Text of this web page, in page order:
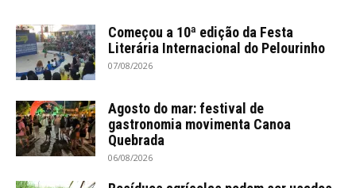
Começou a 10ª edição da Festa
Literária Internacional do Pelourinho
07/08/2026
Agosto do mar: festival de
gastronomia movimenta Canoa
Quebrada
06/08/2026